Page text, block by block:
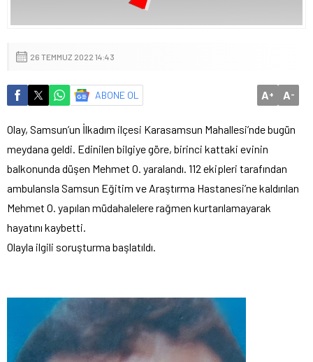
26 TEMMUZ 2022 14:43
ABONE OL A+ A-
Olay, Samsun’un İlkadım ilçesi Karasamsun Mahallesi’nde bugün
meydana geldi. Edinilen bilgiye göre, birinci kattaki evinin
balkonunda düşen Mehmet O. yaralandı. 112 ekipleri tarafından
ambulansla Samsun Eğitim ve Araştırma Hastanesi’ne kaldırılan
Mehmet O. yapılan müdahalelere rağmen kurtarılamayarak
hayatını kaybetti.
Olayla ilgili soruşturma başlatıldı.